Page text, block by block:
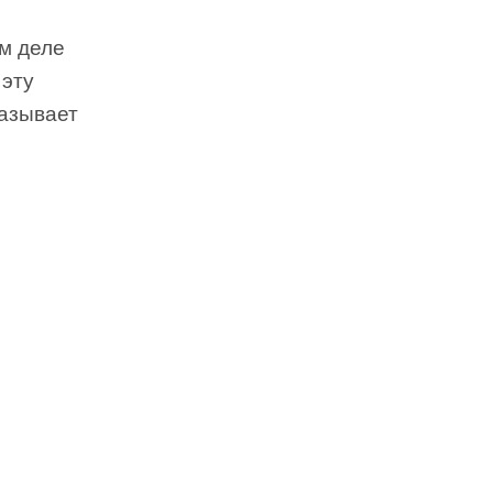
деле